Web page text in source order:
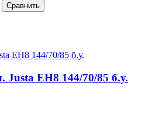
Сравнить
EH8 144/70/85 б.у.